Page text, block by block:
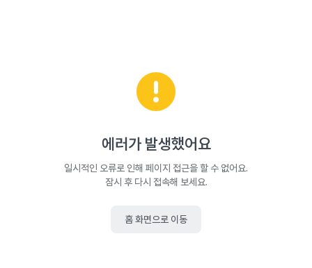
에러가 발생했어요
일시적인 오류로 인해 페이지 접근을 할 수 없어요.
잠시 후 다시 접속해 보세요.
홈 화면으로 이동